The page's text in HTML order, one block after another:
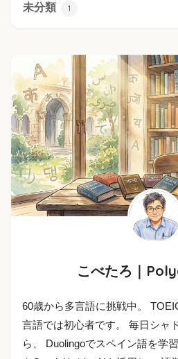
未分類 1
こべたろ｜
60歳から多言語に挑戦中。
言語では初心者です。 毎日シャ
ら、 Duolingoでスペイン語を学